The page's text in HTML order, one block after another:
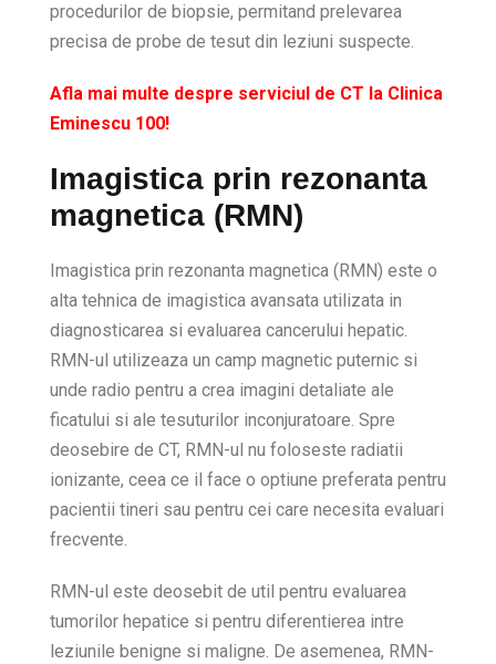
procedurilor de biopsie, permitand prelevarea
precisa de probe de tesut din leziuni suspecte.
Afla mai multe despre serviciul de CT la Clinica
Eminescu 100!
Imagistica prin rezonanta
magnetica (RMN)
Imagistica prin rezonanta magnetica (RMN) este o
alta tehnica de imagistica avansata utilizata in
diagnosticarea si evaluarea cancerului hepatic.
RMN-ul utilizeaza un camp magnetic puternic si
unde radio pentru a crea imagini detaliate ale
ficatului si ale tesuturilor inconjuratoare. Spre
deosebire de CT, RMN-ul nu foloseste radiatii
ionizante, ceea ce il face o optiune preferata pentru
pacientii tineri sau pentru cei care necesita evaluari
frecvente.
RMN-ul este deosebit de util pentru evaluarea
tumorilor hepatice si pentru diferentierea intre
leziunile benigne si maligne. De asemenea, RMN-